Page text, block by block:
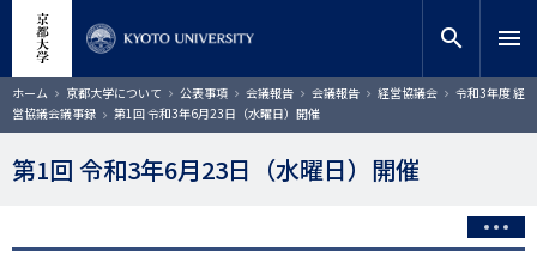
コ
ン
テ
ン
ツ
動
サイト内検索
検索
search menu
ホーム 京都大学について 公表事項 会議報告 会議報告 経営協議会
令和3年度 経
営協議会議事録
第1回 令和3年6月23日（水曜日）開催
第1回 令和3年6月23日（水曜日）開催